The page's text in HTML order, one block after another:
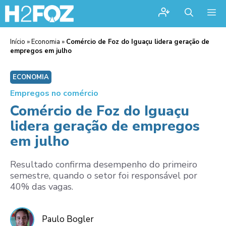
Início »Economia » Comércio de Foz do Iguaçu lidera geração de
empregos em julho
ECONOMIA
Empregos no comércio
Comércio de Foz do Iguaçu
lidera geração de empregos
em julho
Resultado confirma desempenho do primeiro
semestre, quando o setor foi responsável por
40% das vagas.
Paulo Bogler